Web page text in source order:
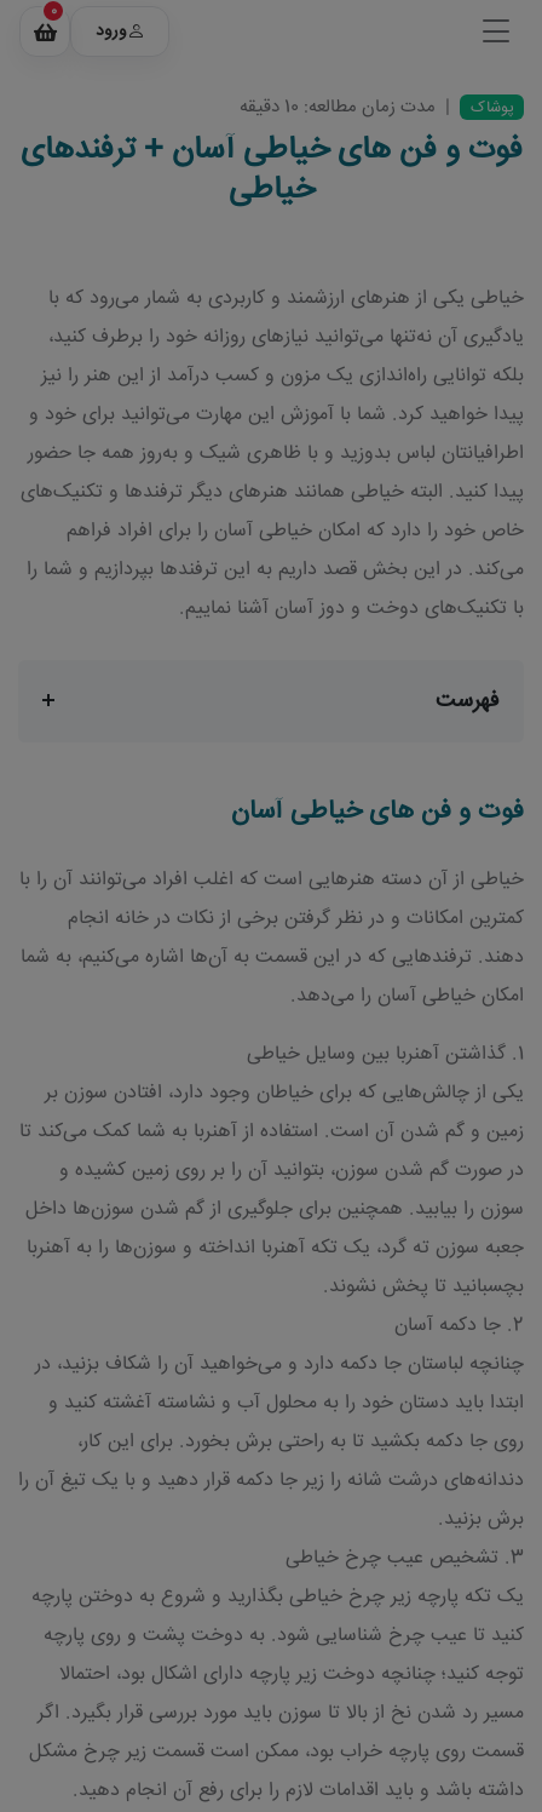
ورود
0
پوشاک | مدت زمان مطالعه: 10 دقیقه
فوت و فن های خیاطی آسان + ترفندهای
خیاطی
خیاطی یکی از هنرهای ارزشمند و کاربردی به شمار می‌رود که با
یادگیری آن نه‌تنها می‌توانید نیازهای روزانه خود را برطرف کنید،
بلکه توانایی راه‌اندازی یک مزون و کسب درآمد از این هنر را نیز
پیدا خواهید کرد. شما با آموزش این مهارت می‌توانید برای خود و
اطرافیانتان لباس بدوزید و با ظاهری شیک و به‌روز همه جا حضور
پیدا کنید. البته خیاطی همانند هنرهای دیگر ترفندها و تکنیک‌های
خاص خود را دارد که امکان خیاطی آسان را برای افراد فراهم
می‌کند. در این بخش قصد داریم به این ترفندها بپردازیم و شما را
با تکنیک‌های دوخت و دوز آسان آشنا نماییم.
فهرست
فوت و فن های خیاطی آسان
خیاطی از آن دسته هنرهایی است که اغلب افراد می‌توانند آن را با
کمترین امکانات و در نظر گرفتن برخی از نکات در خانه انجام
دهند. ترفندهایی که در این قسمت به آن‌ها اشاره می‌کنیم، به شما
امکان خیاطی آسان را می‌دهد.
1. گذاشتن آهنربا بین وسایل خیاطی
یکی از چالش‌هایی که برای خیاطان وجود دارد، افتادن سوزن بر
زمین و گم شدن آن است. استفاده از آهنربا به شما کمک می‌کند تا
در صورت گم شدن سوزن، بتوانید آن را بر روی زمین کشیده و
سوزن را بیابید. همچنین برای جلوگیری از گم شدن سوزن‌ها داخل
جعبه سوزن ته گرد، یک تکه آهنربا انداخته و سوزن‌ها را به آهنربا
بچسبانید تا پخش نشوند.
2. جا دکمه آسان
چنانچه لباستان جا دکمه دارد و می‌خواهید آن را شکاف بزنید، در
ابتدا باید دستان خود را به محلول آب و نشاسته آغشته کنید و
روی جا دکمه بکشید تا به راحتی برش بخورد. برای این کار،
دندانه‌های درشت شانه را زیر جا دکمه قرار دهید و با یک تیغ آن را
برش بزنید.
3. تشخیص عیب چرخ خیاطی
یک تکه پارچه زیر چرخ خیاطی بگذارید و شروع به دوختن پارچه
کنید تا عیب چرخ شناسایی شود. به دوخت پشت و روی پارچه
توجه کنید؛ چنانچه دوخت زیر پارچه دارای اشکال بود، احتمالا
مسیر رد شدن نخ از بالا تا سوزن باید مورد بررسی قرار بگیرد. اگر
قسمت روی پارچه خراب بود، ممکن است قسمت زیر چرخ مشکل
داشته باشد و باید اقدامات لازم را برای رفع آن انجام دهید.